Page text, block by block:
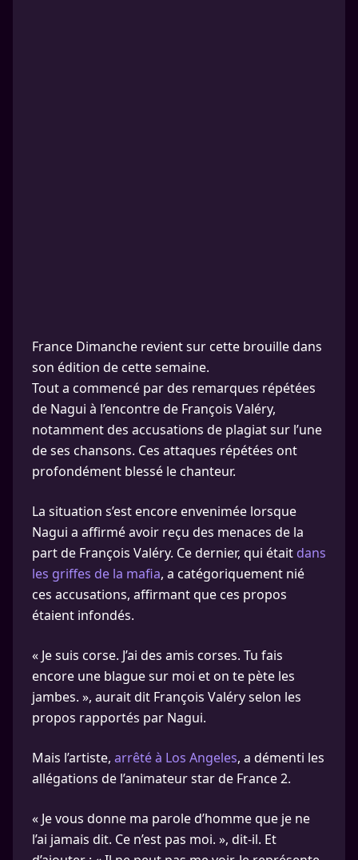
France Dimanche revient sur cette brouille dans
son édition de cette semaine.
Tout a commencé par des remarques répétées
de Nagui à l’encontre de François Valéry,
notamment des accusations de plagiat sur l’une
de ses chansons. Ces attaques répétées ont
profondément blessé le chanteur.
La situation s’est encore envenimée lorsque
Nagui a affirmé avoir reçu des menaces de la
part de François Valéry. Ce dernier, qui était dans
les griffes de la mafia, a catégoriquement nié
ces accusations, affirmant que ces propos
étaient infondés.
« Je suis corse. J’ai des amis corses. Tu fais
encore une blague sur moi et on te pète les
jambes. », aurait dit François Valéry selon les
propos rapportés par Nagui.
Mais l’artiste, arrêté à Los Angeles, a démenti les
allégations de l’animateur star de France 2.
« Je vous donne ma parole d’homme que je ne
l’ai jamais dit. Ce n’est pas moi. », dit-il. Et